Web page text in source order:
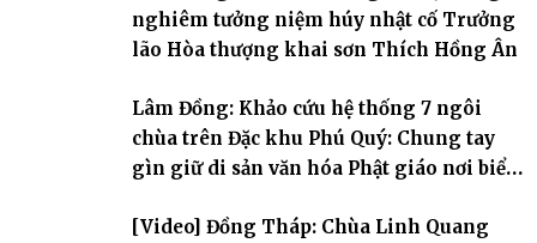
nghiêm tưởng niệm húy nhật cố Trưởng
lão Hòa thượng khai sơn Thích Hồng Ân
Lâm Đồng: Khảo cứu hệ thống 7 ngôi
chùa trên Đặc khu Phú Quý: Chung tay
gìn giữ di sản văn hóa Phật giáo nơi biển
[Video] Đồng Tháp: Chùa Linh Quang